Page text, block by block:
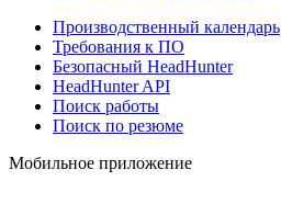
Производственный календарь
Требования к ПО
Безопасный HeadHunter
HeadHunter API
Поиск работы
Поиск по резюме
Мобильное приложение